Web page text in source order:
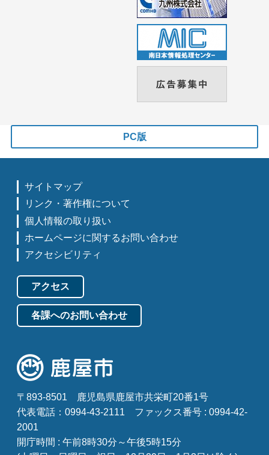
PC版
サイトマップ
リンク・著作権について
個人情報の取り扱い
ホームページに関するお問い合わせ
アクセシビリティ
アクセス
各課へのお問い合わせ
〒893-8501
鹿児島県鹿屋市共栄町20番1号
代表電話：0994-43-2111
ファックス番号 : 0994-42-
2001
開庁時間 : 午前8時30分～午後5時15分